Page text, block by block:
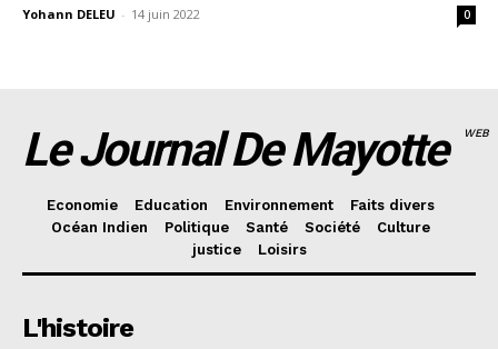
Yohann DELEU - 14 juin 2022 0
Le Journal De Mayotte WEB
Economie Education Environnement
Faits divers
Océan Indien
Politique Santé Société
Culture
justice
Loisirs
L'histoire